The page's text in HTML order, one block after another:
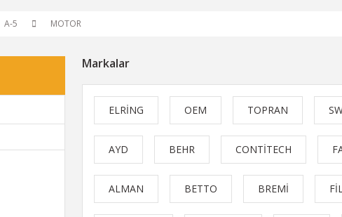
A-5 MOTOR
Markalar
ELRİNG OEM TOPRAN
AYD BEHR CONTİTECH
ALMAN BETTO BREMİ